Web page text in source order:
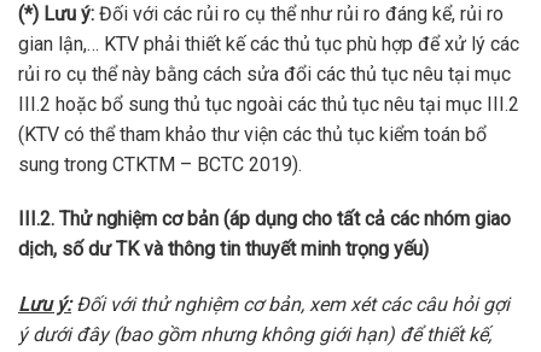
(*) Lưu ý: Đối với các rủi ro cụ thể như rủi ro đáng kể, rủi ro
gian lận,… KTV phải thiết kế các thủ tục phù hợp để xử lý các
rủi ro cụ thể này bằng cách sửa đổi các thủ tục nêu tại mục
III.2 hoặc bổ sung thủ tục ngoài các thủ tục nêu tại mục III.2
(KTV có thể tham khảo thư viện các thủ tục kiểm toán bổ
sung trong CTKTM – BCTC 2019).
III.2. Thử nghiệm cơ bản (áp dụng cho tất cả các nhóm giao
dịch, số dư TK và thông tin thuyết minh trọng yếu)
Lưu ý:Đối với thử nghiệm cơ bản, xem xét các câu hỏi gợi
ý dưới đây (bao gồm nhưng không giới hạn) để thiết kế,